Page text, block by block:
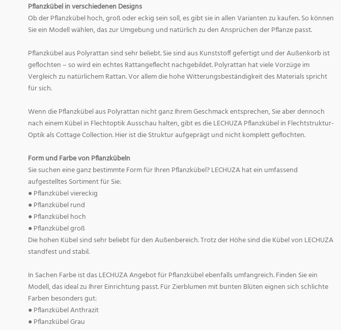
Pflanzkübel in verschiedenen Designs
Ob der Pflanzkübel hoch, groß oder eckig sein soll, es gibt sie in allen Varianten zu kaufen. So können
Sie ein Modell wählen, das zur Umgebung und natürlich zu den Ansprüchen der Pflanze passt.
Pflanzkübel aus Polyrattan sind sehr beliebt. Sie sind aus Kunststoff gefertigt und der Außenkorb ist
geflochten – so wird ein echtes Rattangeflecht nachgebildet. Polyrattan hat viele Vorzüge im
Vergleich zu natürlichem Rattan. Vor allem die hohe Witterungsbeständigkeit des Materials spricht
für sich.
Wenn die Pflanzkübel aus Polyrattan nicht ganz Ihrem Geschmack entsprechen, Sie aber dennoch
nach einem Kübel in Flechtoptik Ausschau halten, gibt es die LECHUZA Pflanzkübel in Flechtstruktur-
Optik als Cottage Collection. Hier ist die Struktur aufgeprägt und nicht komplett geflochten.
Form und Farbe von Pflanzkübeln
Sie suchen eine ganz bestimmte Form für Ihren Pflanzkübel? LECHUZA hat ein umfassend
aufgestelltes Sortiment für Sie:
● Pflanzkübel viereckig
● Pflanzkübel rund
● Pflanzkübel hoch
● Pflanzkübel groß
Die hohen Kübel sind sehr beliebt für den Außenbereich. Trotz der Höhe sind die Kübel von LECHUZA
standfest und stabil.
In Sachen Farbe ist das LECHUZA Angebot für Pflanzkübel ebenfalls umfangreich. Finden Sie ein
Modell, das ideal zu Ihrer Einrichtung passt. Für Zierblumen mit bunten Blüten eignen sich schlichte
Farben besonders gut:
● Pflanzkübel Anthrazit
● Pflanzkübel Grau